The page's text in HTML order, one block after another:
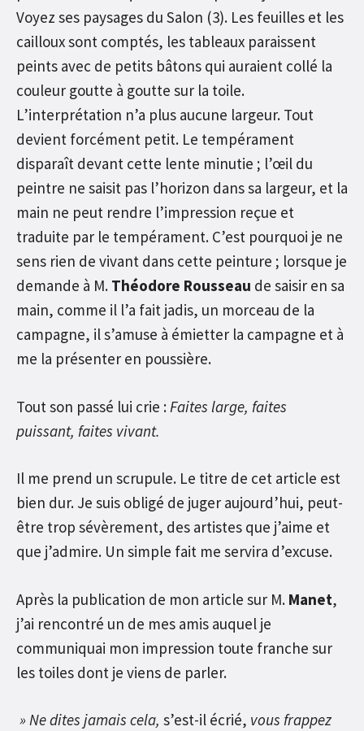
Voyez ses paysages du Salon (3). Les feuilles et les
cailloux sont comptés, les tableaux paraissent
peints avec de petits bâtons qui auraient collé la
couleur goutte à goutte sur la toile.
L’interprétation n’a plus aucune largeur. Tout
devient forcément petit. Le tempérament
disparaît devant cette lente minutie ; l’œil du
peintre ne saisit pas l’horizon dans sa largeur, et la
main ne peut rendre l’impression reçue et
traduite par le tempérament. C’est pourquoi je ne
sens rien de vivant dans cette peinture ; lorsque je
demande à M. Théodore Rousseau de saisir en sa
main, comme il l’a fait jadis, un morceau de la
campagne, il s’amuse à émietter la campagne et à
me la présenter en poussière.
Tout son passé lui crie : Faites large, faites
puissant, faites vivant.
Il me prend un scrupule. Le titre de cet article est
bien dur. Je suis obligé de juger aujourd’hui, peut-
être trop sévèrement, des artistes que j’aime et
que j’admire. Un simple fait me servira d’excuse.
Après la publication de mon article sur M. Manet,
j’ai rencontré un de mes amis auquel je
communiquai mon impression toute franche sur
les toiles dont je viens de parler.
» Ne dites jamais cela, s’est-il écrié, vous frappez